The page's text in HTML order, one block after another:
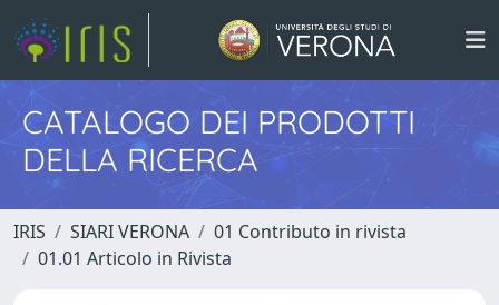
CATALOGO DEI PRODOTTI
DELLA RICERCA
IRIS SIARI VERONA
01 Contributo in rivista
01.01 Articolo in Rivista